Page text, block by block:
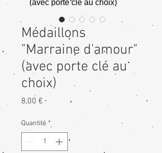
Médaillons
"Marraine d'amour"
(avec porte clé au
choix)
8,00 € Prix
Quantité *